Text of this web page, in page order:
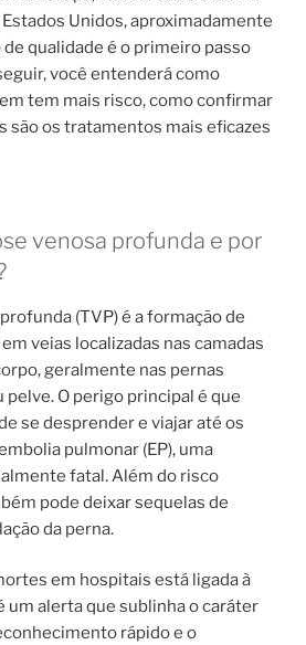
Unidos, aproximadamente
qualidade é o primeiro passo
você entenderá como
tem mais risco, como confirmar
são os tratamentos mais eficazes
venosa profunda e por
(TVP) é a formação de
veias localizadas nas camadas
geralmente nas pernas
pelve. O perigo principal é que
se desprender e viajar até os
pulmonar (EP), uma
fatal. Além do risco
pode deixar sequelas de
da perna.
em hospitais está ligada à
um alerta que sublinha o caráter
rápido e o